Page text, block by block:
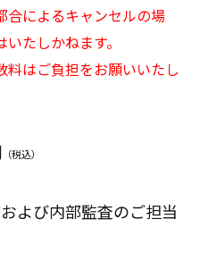
によるキャンセルの場
たしかねます。
はご負担をお願いいたし
（税込）
よび内部監査のご担当